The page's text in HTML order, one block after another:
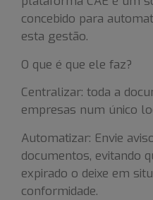
concebido para
esta gestão.
O que é que ele faz?
Centralizar: toda a
empresas num único
Automatizar: Envie
documentos, evitando
expirado o deixe em
conformidade.